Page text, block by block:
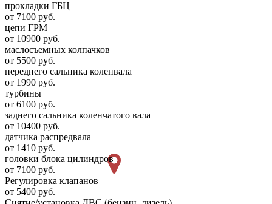
прокладки ГБЦ
от 7100 руб.
цепи ГРМ
от 10900 руб.
маслосъемных колпачков
от 5500 руб.
переднего сальника коленвала
от 1990 руб.
турбины
от 6100 руб.
заднего сальника коленчатого вала
от 10400 руб.
датчика распредвала
от 1410 руб.
головки блока цилиндров
от 7100 руб.
Регулировка клапанов
от 5400 руб.